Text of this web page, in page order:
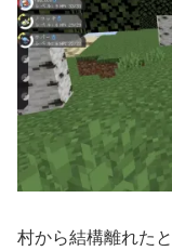
村から結構離れた